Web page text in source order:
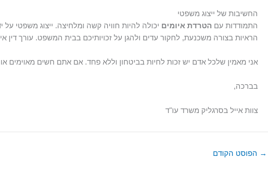
החשיבות של ייצוג משפטי
התמודדות עם הטרדת איומים יכולה להיות חוויה קשה ומלחיצה. ייצוג משפטי על
הראיות בצורה משכנעת, לחקור עדים ולהגן על זכויותיכם בבית המשפט. עורך דין
אני מאמין שלכל אדם יש זכות לחיות בביטחון וללא פחד. אם אתם חשים מאוימים
בברכה,
צוות אייל בסרגליק משרד עו"ד
→ הפוסט הקודם